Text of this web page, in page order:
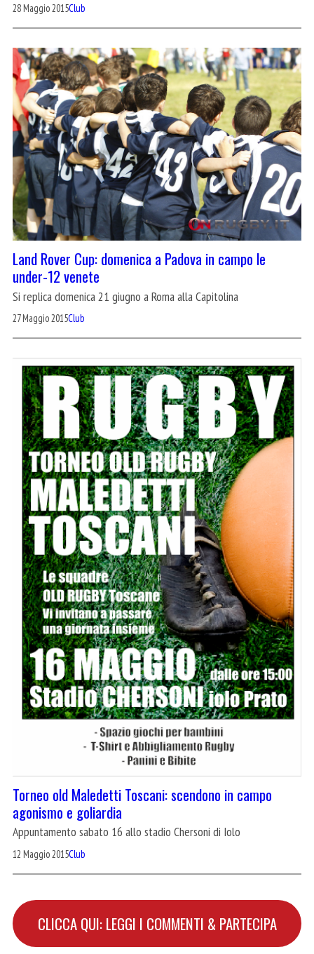
28 Maggio 2015Club
Land Rover Cup: domenica a Padova in campo le
under-12 venete
Si replica domenica 21 giugno a Roma alla Capitolina
27 Maggio 2015Club
Torneo old Maledetti Toscani: scendono in campo
agonismo e goliardia
Appuntamento sabato 16 allo stadio Chersoni di Iolo
12 Maggio 2015Club
CLICCA QUI: LEGGI I COMMENTI & PARTECIPA